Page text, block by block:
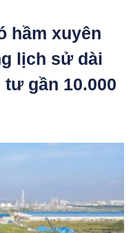
hầm xuyên
lịch sử dài
gần 10.000
MIỄN PHÍ